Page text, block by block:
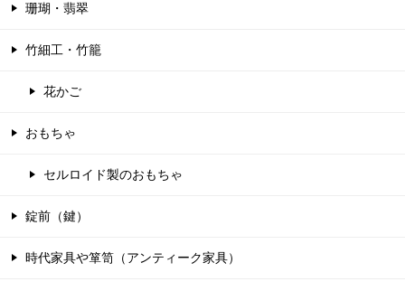
珊瑚・翡翠
竹細工・竹籠
花かご
おもちゃ
セルロイド製のおもちゃ
錠前（鍵）
時代家具や箪笥（アンティーク家具）